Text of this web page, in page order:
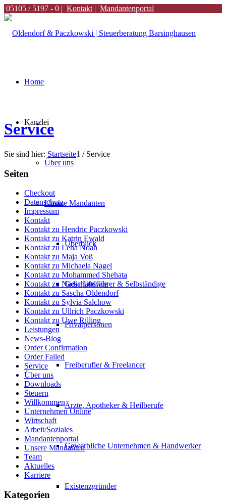
05105 / 5197 - 0 | Kontakt | Mandantenportal
Home
Kanzlei
Über uns
Unsere Mandanten
Überblick
Geschäftsführer & Selbständige
Privatpersonen
Freiberufler & Freelancer
Ärzte, Apotheker & Heilberufe
Gewerbliche Unternehmen & Handwerker
Existenzgründer
Service
Sie sind hier: Startseite1 / Service
Seiten
Checkout
Datenschutz
Impressum
Kontakt
Kontakt zu Hendric Paczkowski
Kontakt zu Katrin Ewald
Kontakt zu Lena Noah
Kontakt zu Maja Voß
Kontakt zu Michaela Nagel
Kontakt zu Mohammed Shehata
Kontakt zu Nadja Ludwig
Kontakt zu Sascha Oldendorf
Kontakt zu Sylvia Salchow
Kontakt zu Ullrich Paczkowski
Kontakt zu Uwe Rilling
Leistungen
News-Blog
Order Confirmation
Order Failed
Service
Über uns
Downloads
Steuern
Willkommen
Unternehmen Online
Wirtschaft
Arbeit/Soziales
Mandantenportal
Unsere Mandanten
Team
Aktuelles
Karriere
Kategorien